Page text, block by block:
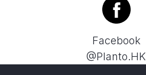
Facebook
@Planto.HK